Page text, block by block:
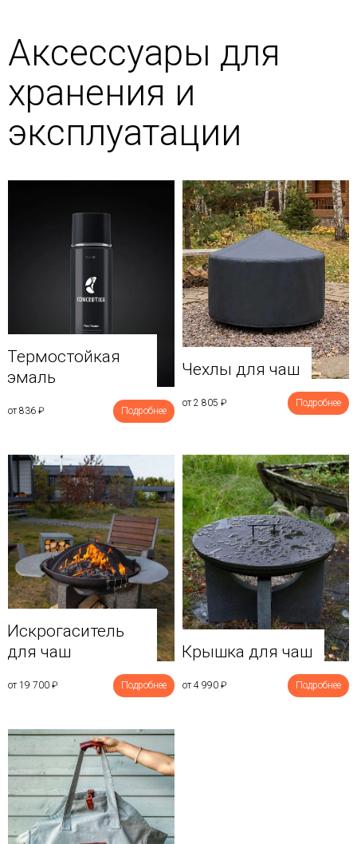
Аксессуары для
хранения и
эксплуатации
Термостойкая
эмаль
от 836 ₽ Подробнее
Чехлы для чаш
от 2 805 ₽ Подробнее
Искрогаситель
для чаш
от 19 700 ₽ Подробнее
Крышка для чаш
от 4 990 ₽ Подробнее